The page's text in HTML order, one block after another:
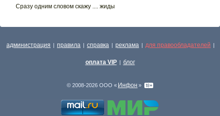
Сразу одним словом скажу .... жиды
администрация | правила | справка | реклама | для правообладателей |
оплата VIP | блог
© 2008-2026 ООО « Инфон »